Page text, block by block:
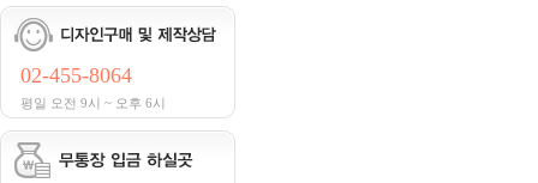
02-455-8064
평일 오전 9시 ~ 오후 6시